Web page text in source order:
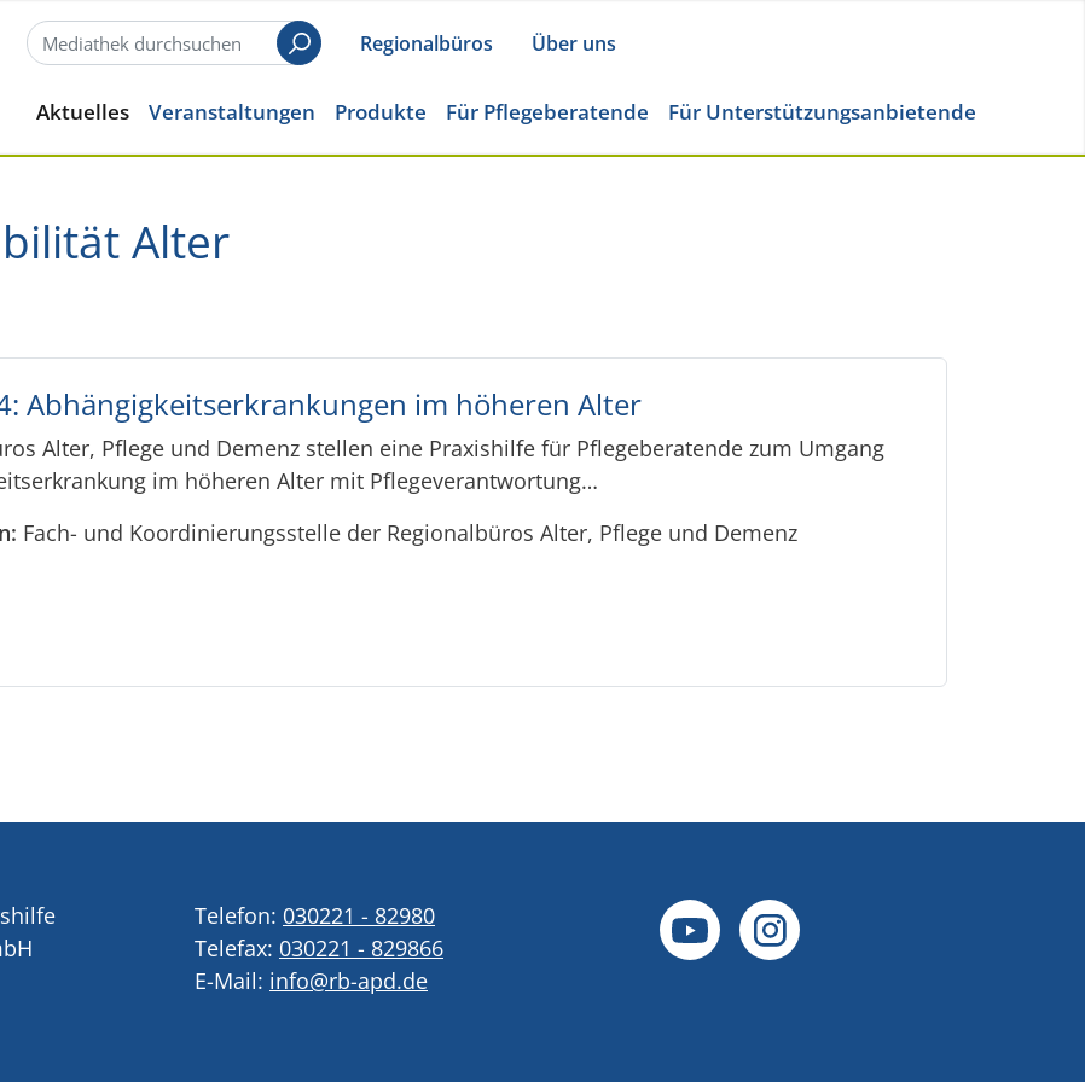
SuchenRegionalbüros Über uns
Aktuelles Veranstaltungen Produkte Für Pflegeberatende Für Unterstützungsanbietende
Alter
Abhängigkeitserkrankungen im höheren Alter
Alter, Pflege und Demenz stellen eine Praxishilfe für Pflegeberatende zum Umgang
im höheren Alter mit Pflegeverantwortung…
Fach- und Koordinierungsstelle der Regionalbüros Alter, Pflege und Demenz
Telefon: 030221 - 82980
Telefax: 030221 - 829866
E-Mail: info@rb-apd.de